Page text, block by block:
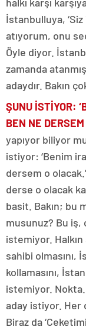
İstanbulluya,
atıyorum, onu
Öyle diyor.
zamanda
adaydır. Bakın
ŞUNU İSTİYOR:
BEN NE
yapıyor biliyor
istiyor: ‘Benim
dersem o
derse o olacak
basit. Bakın; bu
musunuz? Bu iş,
istemiyor.
sahibi olmasını,
kollamasını,
istemiyor.
aday istiyor. Her
Biraz da